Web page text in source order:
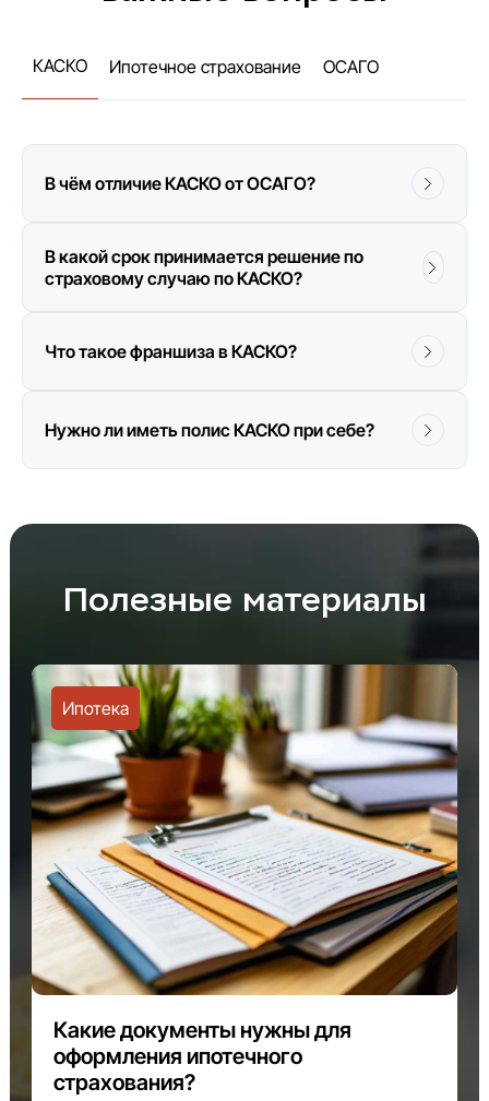
КАСКО Ипотечное страхование ОСАГО
В чём отличие КАСКО от ОСАГО?
В какой срок принимается решение по
страховому случаю по КАСКО?
Что такое франшиза в КАСКО?
Нужно ли иметь полис КАСКО при себе?
Полезные материалы
Ипотека
Какие документы нужны для
оформления ипотечного
страхования?